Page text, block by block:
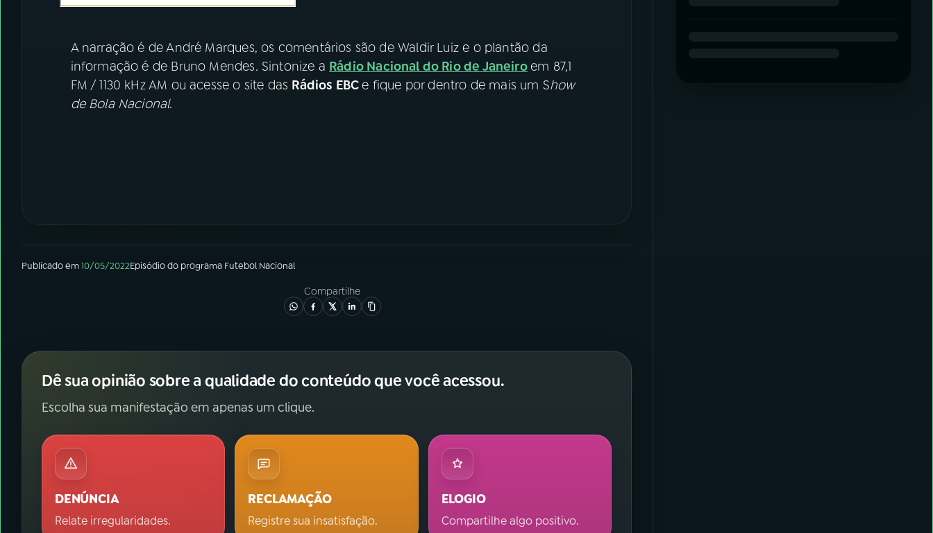
A narração é de André Marques, os comentários são de Waldir Luiz e o plantão da
informação é de Bruno Mendes. Sintonize a Rádio Nacional do Rio de Janeiroem 87,1
FM / 1130 kHz AM ou acesse o site das Rádios EBCe fique por dentro de mais um Show
de Bola Nacional.
Publicado em10/05/2022Episódiodo programa Futebol Nacional
Compartilhe
Dê sua opinião sobre a qualidade do conteúdo que você acessou.
Escolha sua manifestação em apenas um clique.
DENÚNCIA
Relate irregularidades.
RECLAMAÇÃO
Registre sua insatisfação.
ELOGIO
Compartilhe algo positivo.